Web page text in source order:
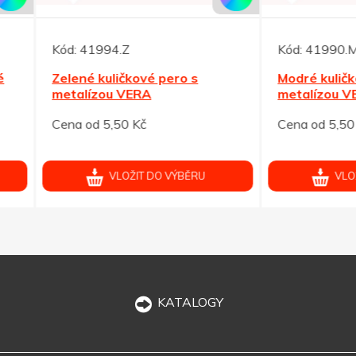
kuličkové pero s
VERA
od 5,50 Kč
VLOŽIT DO VÝBĚRU
Modré kuličkové pero s
metalízou VERA
Cena od 5,50 Kč
VLOŽIT DO VÝBĚRU
KATALOGY